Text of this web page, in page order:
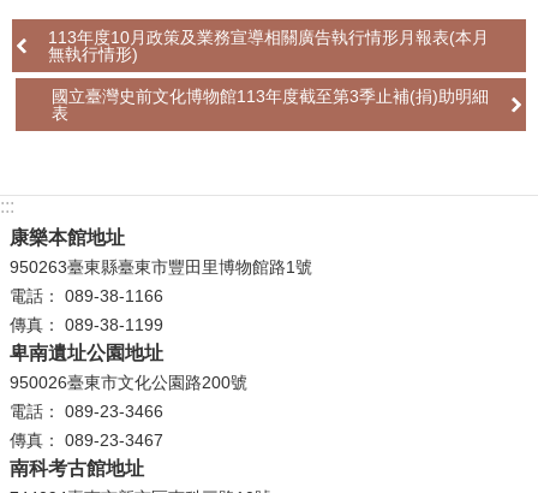
探
索
認
我
便
民
服
務
性
別
平
113年度10月政策及業務宣導相關廣告執行情形月報表(本月
無執行情形)
國立臺灣史前文化博物館113年度截至第3季止補(捐)助明細
表
:::
康樂本館地址
950263臺東縣臺東市豐田里博物館路1號
電話： 089-38-1166
傳真： 089-38-1199
卑南遺址公園地址
950026臺東市文化公園路200號
電話： 089-23-3466
傳真： 089-23-3467
南科考古館地址